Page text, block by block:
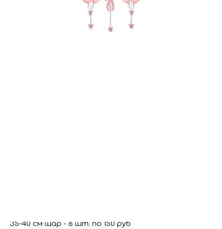
35-40 см шар - 6 шт. по 150 руб